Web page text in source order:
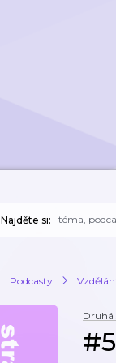
Najděte si:
Podcasty
Druhá